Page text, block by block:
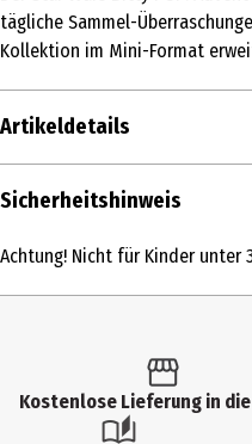
tägliche Sammel-
Kollektion im Mini-Format
Artikeldetails
Inhalt
Produkttyp
6 Jahre
Artikelnummer des Herstellers
Sicherheitshinweis
Achtung! Nicht für Kinder unter
Kostenlose Lieferung in